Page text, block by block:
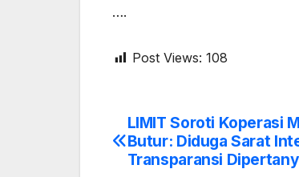
….
Post Views: 108
Post
navigation
LIMIT Soroti Koperasi
Butur: Diduga Sarat
Transparansi